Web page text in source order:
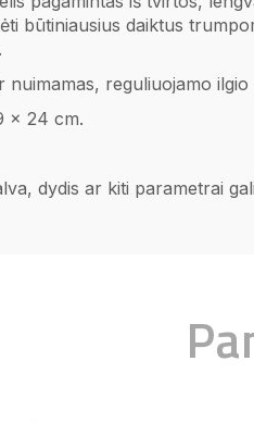
būtiniausius daiktus
nuimamas, reguliuojamo
x 24 cm.
dydis ar kiti parametrai